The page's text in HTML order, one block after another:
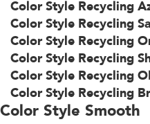
Color Style Recycling
Color Style Recycling
Color Style Recycling
Color Style Recycling
Color Style Recycling
Color Style Recycling
Color Style Smooth